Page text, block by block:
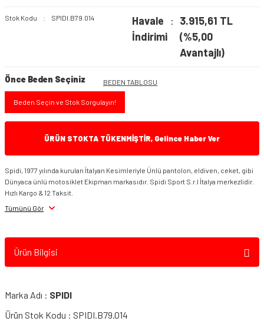
Stok Kodu SPIDI.B79.014
Havale
İndirimi
3.915,61 TL
(%5,00
Avantajlı)
Önce Beden Seçiniz BEDEN TABLOSU
Beden Seçin ve Stok Sorgulayın!
ÜRÜN STOKTA TÜKENMİŞTİR, Gelince Haber Ver
Spidi, 1977 yılında kurulan İtalyan Kesimleriyle Ünlü pantolon, eldiven, ceket, gibi
Dünyaca ünlü motosiklet Ekipman markasıdır. Spidi Sport S.r.l İtalya merkezlidir.
Hızlı Kargo & 12 Taksit.
Tümünü Gör
Ürün Bilgisi
Marka Adı : SPIDI
Ürün Stok Kodu : SPIDI.B79.014